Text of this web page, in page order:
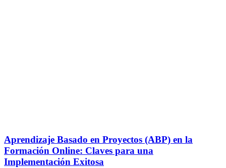
Aprendizaje Basado en Proyectos (ABP) en la
Formación Online: Claves para una
Implementación Exitosa